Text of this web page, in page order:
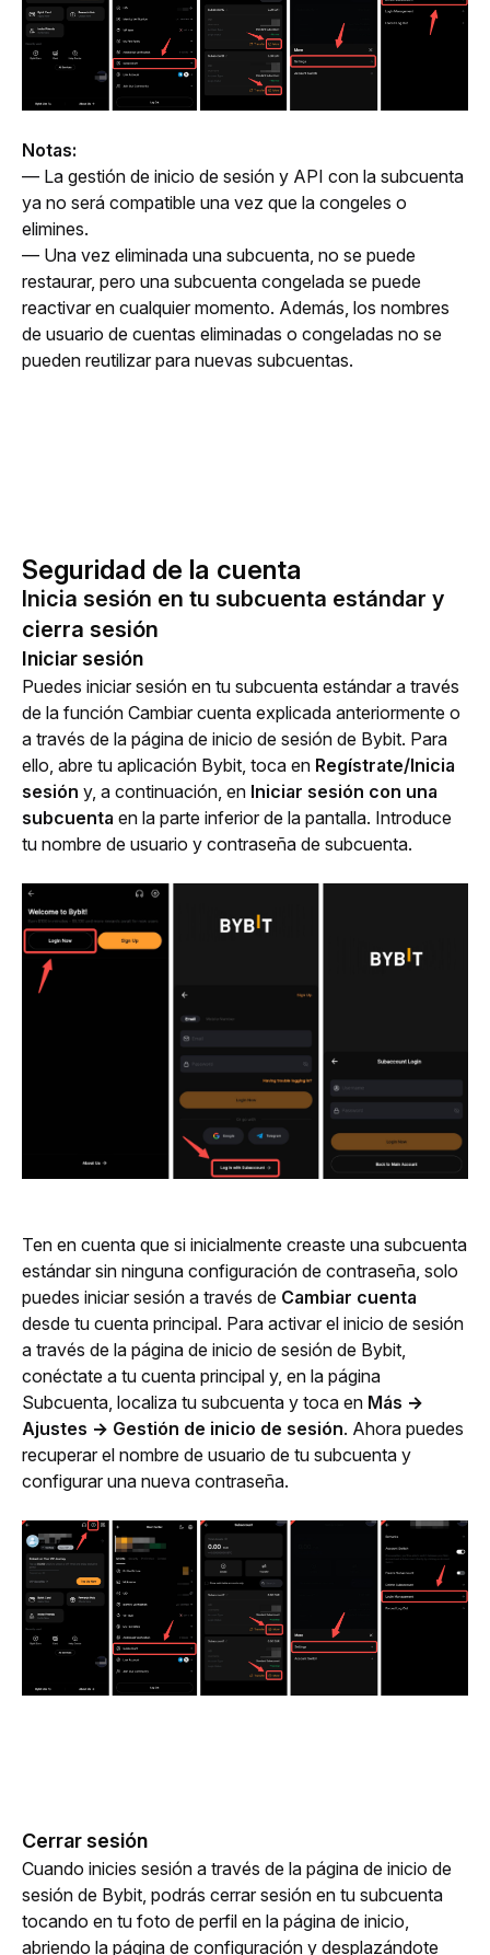
Notas:
— La gestión de inicio de sesión y API con la subcuenta
ya no será compatible una vez que la congeles o
elimines.
— Una vez eliminada una subcuenta, no se puede
restaurar, pero una subcuenta congelada se puede
reactivar en cualquier momento. Además, los nombres
de usuario de cuentas eliminadas o congeladas no se
pueden reutilizar para nuevas subcuentas.
Seguridad de la cuenta
Inicia sesión en tu subcuenta estándar y
cierra sesión
Iniciar sesión
Puedes iniciar sesión en tu subcuenta estándar a través
de la función Cambiar cuenta explicada anteriormente o
a través de la página de inicio de sesión de Bybit. Para
ello, abre tu aplicación Bybit, toca en Regístrate/Inicia
sesión y, a continuación, en Iniciar sesión con una
subcuenta en la parte inferior de la pantalla. Introduce
tu nombre de usuario y contraseña de subcuenta.
Ten en cuenta que si inicialmente creaste una subcuenta
estándar sin ninguna configuración de contraseña, solo
puedes iniciar sesión a través de Cambiar cuenta
desde tu cuenta principal. Para activar el inicio de sesión
a través de la página de inicio de sesión de Bybit,
conéctate a tu cuenta principal y, en la página
Subcuenta, localiza tu subcuenta y toca en Más →
Ajustes → Gestión de inicio de sesión. Ahora puedes
recuperar el nombre de usuario de tu subcuenta y
configurar una nueva contraseña.
Cerrar sesión
Cuando inicies sesión a través de la página de inicio de
sesión de Bybit, podrás cerrar sesión en tu subcuenta
tocando en tu foto de perfil en la página de inicio,
abriendo la página de configuración y desplazándote